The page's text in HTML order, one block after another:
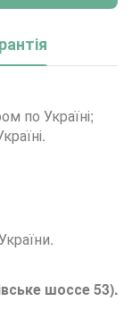
по Україні;
шоссе 53).